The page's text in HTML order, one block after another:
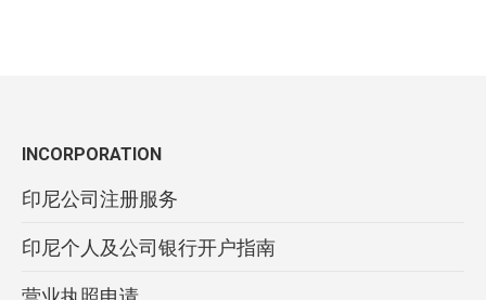
INCORPORATION
印尼公司注册服务
印尼个人及公司银行开户指南